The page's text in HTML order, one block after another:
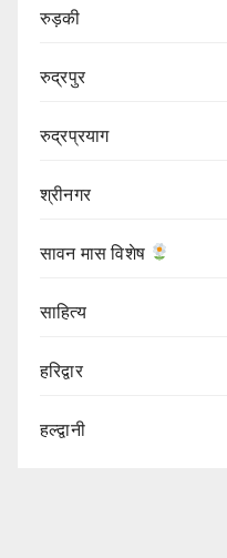
रुड़की
रुद्रपुर
रुद्रप्रयाग
श्रीनगर
सावन मास विशेष
साहित्य
हरिद्वार
हल्द्वानी